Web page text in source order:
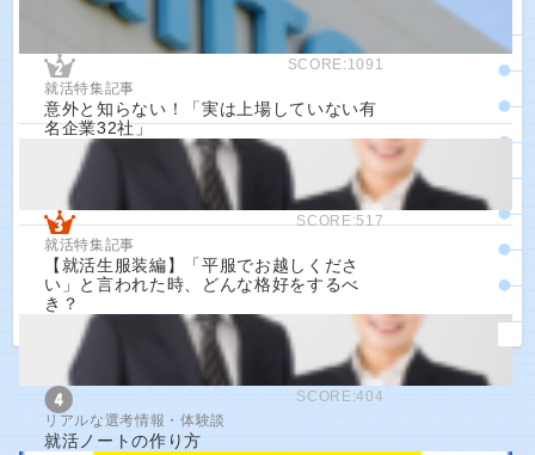
SCORE:1091
就活特集記事
意外と知らない！「実は上場していない有
名企業32社」
SCORE:517
就活特集記事
【就活生服装編】「平服でお越しくださ
い」と言われた時、どんな格好をするべ
き？
SCORE:404
リアルな選考情報・体験談
就活ノートの作り方